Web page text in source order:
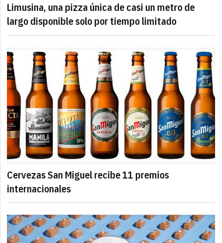
Limusina, una pizza única de casi un metro de
largo disponible solo por tiempo limitado
Cervezas San Miguel recibe 11 premios
internacionales